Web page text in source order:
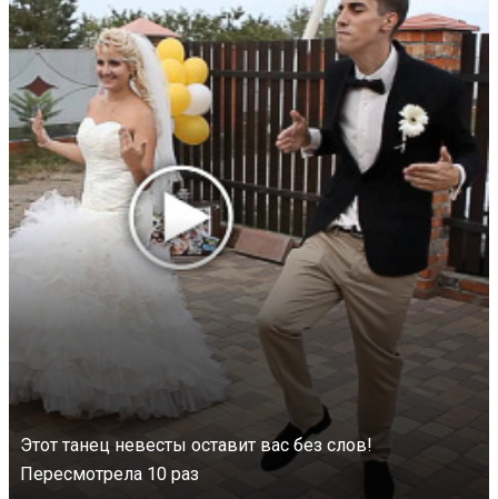
Этот танец невесты оставит вас без слов!
Пересмотрела 10 раз